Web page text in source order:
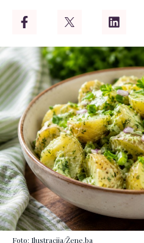
Foto: Ilustracija/Žene.ba